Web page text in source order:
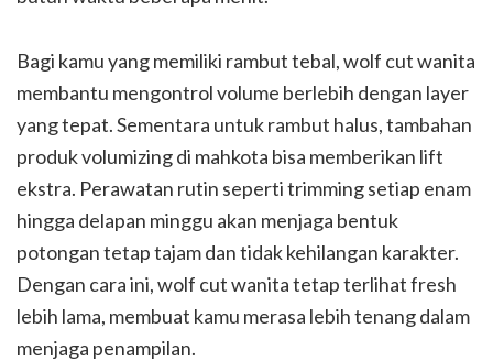
Bagi kamu yang memiliki rambut tebal, wolf cut wanita
membantu mengontrol volume berlebih dengan layer
yang tepat. Sementara untuk rambut halus, tambahan
produk volumizing di mahkota bisa memberikan lift
ekstra. Perawatan rutin seperti trimming setiap enam
hingga delapan minggu akan menjaga bentuk
potongan tetap tajam dan tidak kehilangan karakter.
Dengan cara ini, wolf cut wanita tetap terlihat fresh
lebih lama, membuat kamu merasa lebih tenang dalam
menjaga penampilan.